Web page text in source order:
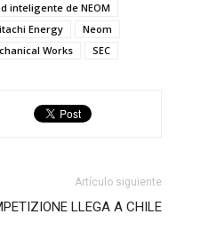
inteligente de NEOM
Energy
Neom
Works SEC
Artículo siguiente
LLEGA A CHILE